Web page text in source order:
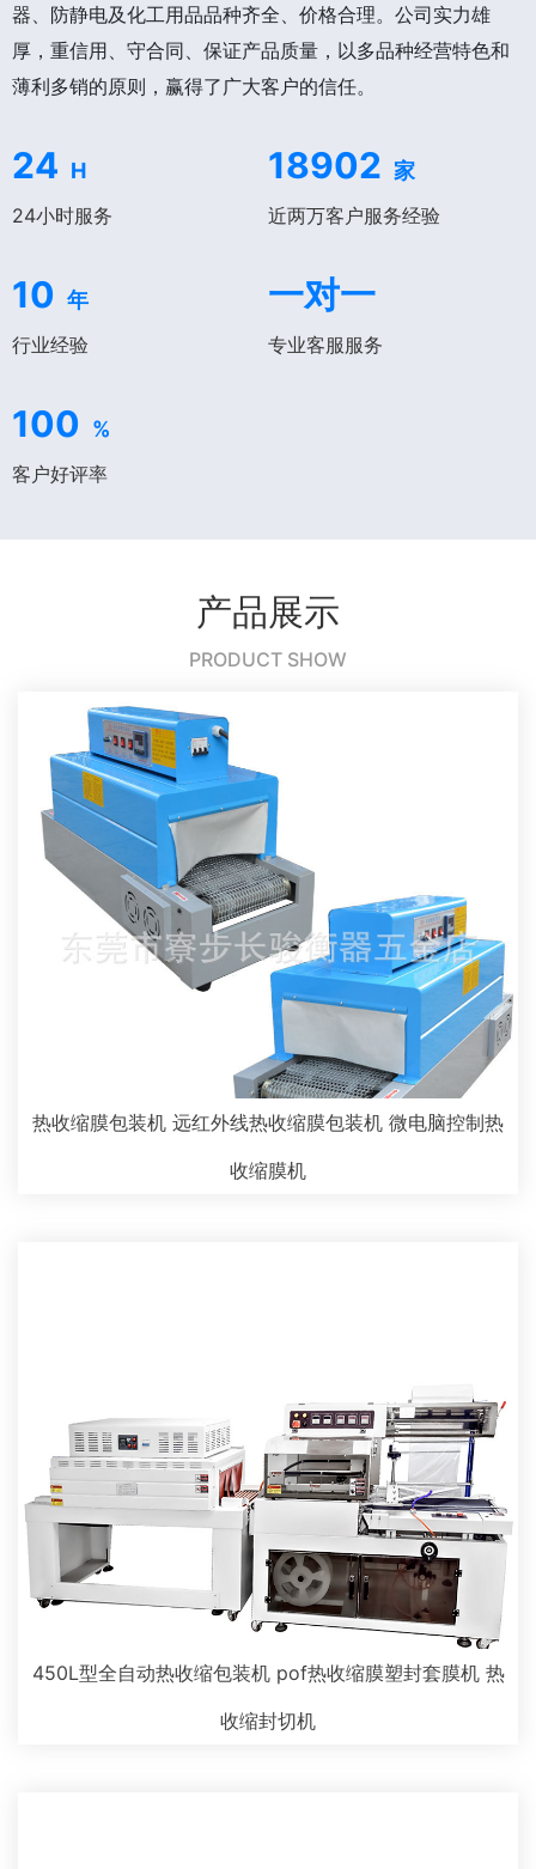
器、防静电及化工用品品种齐全、价格合理。公司实力雄
厚，重信用、守合同、保证产品质量，以多品种经营特色和
薄利多销的原则，赢得了广大客户的信任。
24 H
24小时服务
18902 家
近两万客户服务经验
10 年
行业经验
一对一
专业客服服务
100 %
客户好评率
产品展示
PRODUCT SHOW
热收缩膜包装机 远红外线热收缩膜包装机 微电脑控制热
收缩膜机
450L型全自动热收缩包装机 pof热收缩膜塑封套膜机 热
收缩封切机